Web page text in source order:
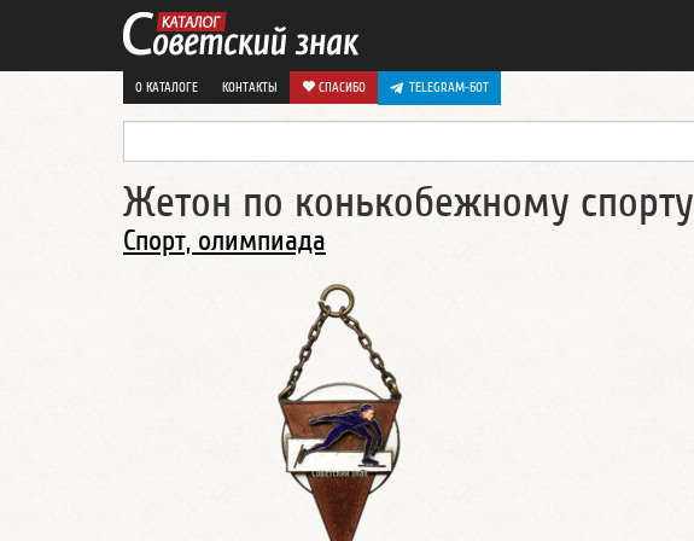
О КАТАЛОГЕ КОНТАКТЫ СПАСИБО TELEGRAM-БОТ
Жетон по конькобежному спорту
Спорт, олимпиада